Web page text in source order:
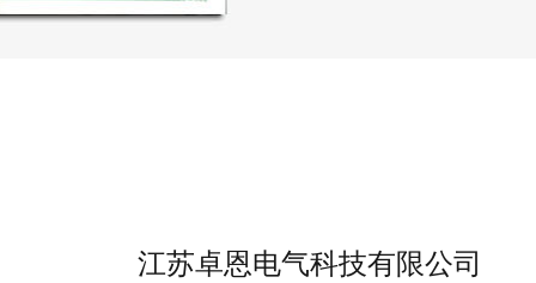
江苏卓恩电气科技有限公司